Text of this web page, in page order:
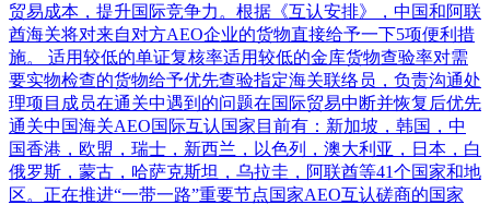
贸易成本，提升国际竞争力。根据《互认安排》，中国和阿联
酋海关将对来自对方AEO企业的货物直接给予一下5项便利措
施。 适用较低的单证复核率适用较低的金库货物查验率对需
要实物检查的货物给予优先查验指定海关联络员，负责沟通处
理项目成员在通关中遇到的问题在国际贸易中断并恢复后优先
通关中国海关AEO国际互认国家目前有：新加坡，韩国，中
国香港，欧盟，瑞士，新西兰，以色列，澳大利亚，日本，白
俄罗斯，蒙古，哈萨克斯坦，乌拉圭，阿联酋等41个国家和地
区。正在推进“一带一路”重要节点国家AEO互认磋商的国家